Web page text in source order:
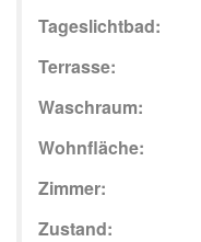
Tageslichtbad:
Terrasse:
Waschraum:
Wohnfläche:
Zimmer:
Zustand: